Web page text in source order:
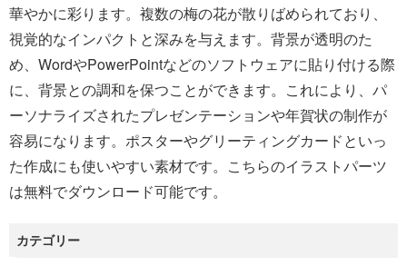
華やかに彩ります。複数の梅の花が散りばめられており、
視覚的なインパクトと深みを与えます。背景が透明のた
め、WordやPowerPointなどのソフトウェアに貼り付ける際
に、背景との調和を保つことができます。これにより、パ
ーソナライズされたプレゼンテーションや年賀状の制作が
容易になります。ポスターやグリーティングカードといっ
た作成にも使いやすい素材です。こちらのイラストパーツ
は無料でダウンロード可能です。
カテゴリー